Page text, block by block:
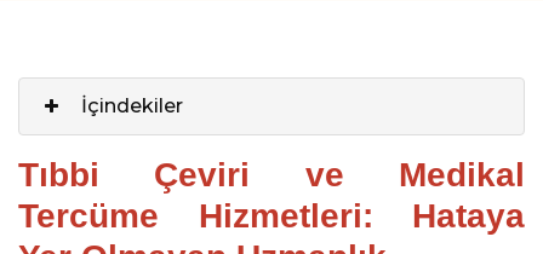
İçindekiler
Tıbbi Çeviri ve Medikal
Tercüme Hizmetleri: Hataya